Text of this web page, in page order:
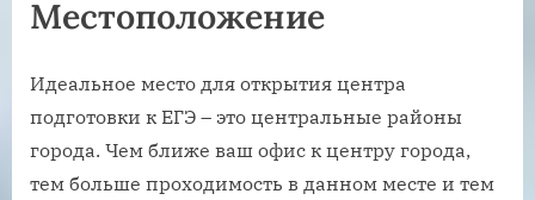
Местоположение
Идеальное место для открытия центра
подготовки к ЕГЭ – это центральные районы
города. Чем ближе ваш офис к центру города,
тем больше проходимость в данном месте и тем